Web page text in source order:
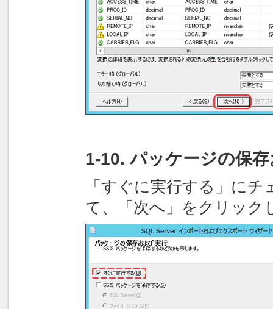
1-10. パッケージの保
「すぐに実行する」に
て、「次へ」をクリック